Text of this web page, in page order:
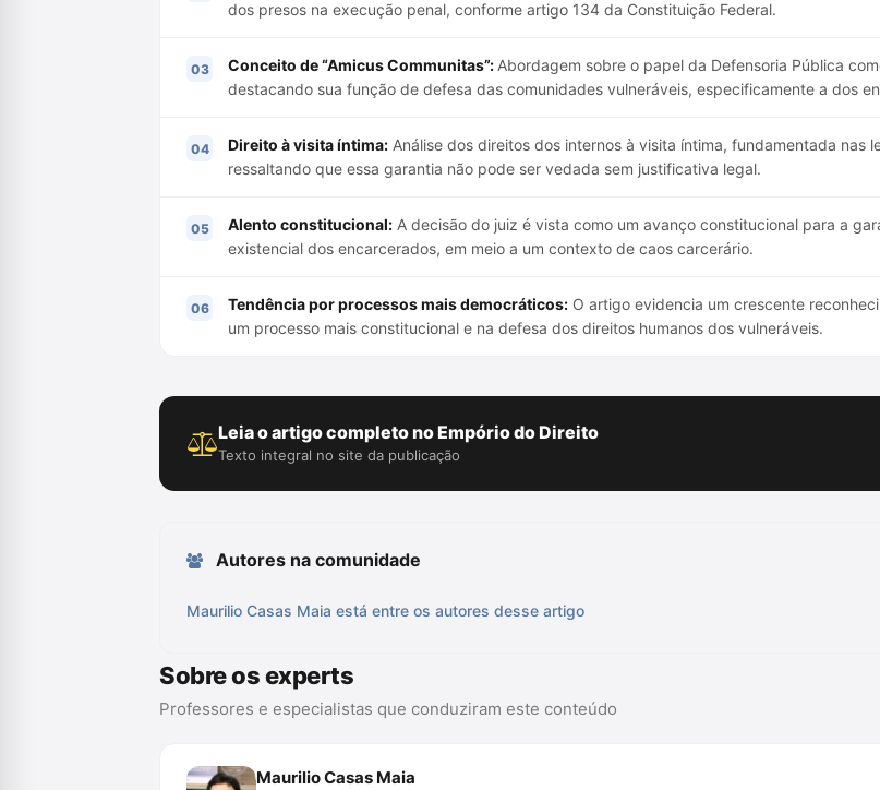
dos presos na execução penal, conforme artigo 134 da Constituição Federal.
Conceito de “Amicus Communitas”:Abordagem sobre o papel da Defensoria Pública
destacando sua função de defesa das comunidades vulneráveis, especificamente a dos
Direito à visita íntima: Análise dos direitos dos internos à visita íntima, fundamentada nas
ressaltando que essa garantia não pode ser vedada sem justificativa legal.
Alento constitucional: A decisão do juiz é vista como um avanço constitucional para a
existencial dos encarcerados, em meio a um contexto de caos carcerário.
Tendência por processos mais democráticos: O artigo evidencia um crescente
um processo mais constitucional e na defesa dos direitos humanos dos vulneráveis.
Leia o artigo completo no Empório do Direito
Texto integral no site da publicação
Autores na comunidade
Maurilio Casas Maia está entre os autores desse artigo
Sobre os experts
Professores e especialistas que conduziram este conteúdo
Maurilio Casas Maia